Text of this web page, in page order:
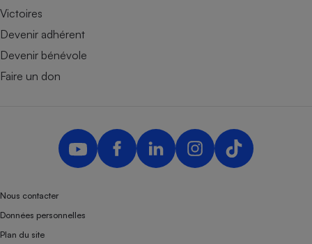
Victoires
Devenir adhérent
Devenir bénévole
Faire un don
Nous contacter
Données personnelles
Plan du site